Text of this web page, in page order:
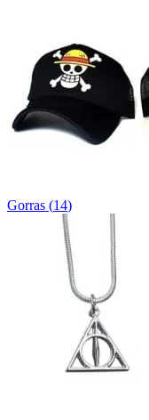
Gorras (14)